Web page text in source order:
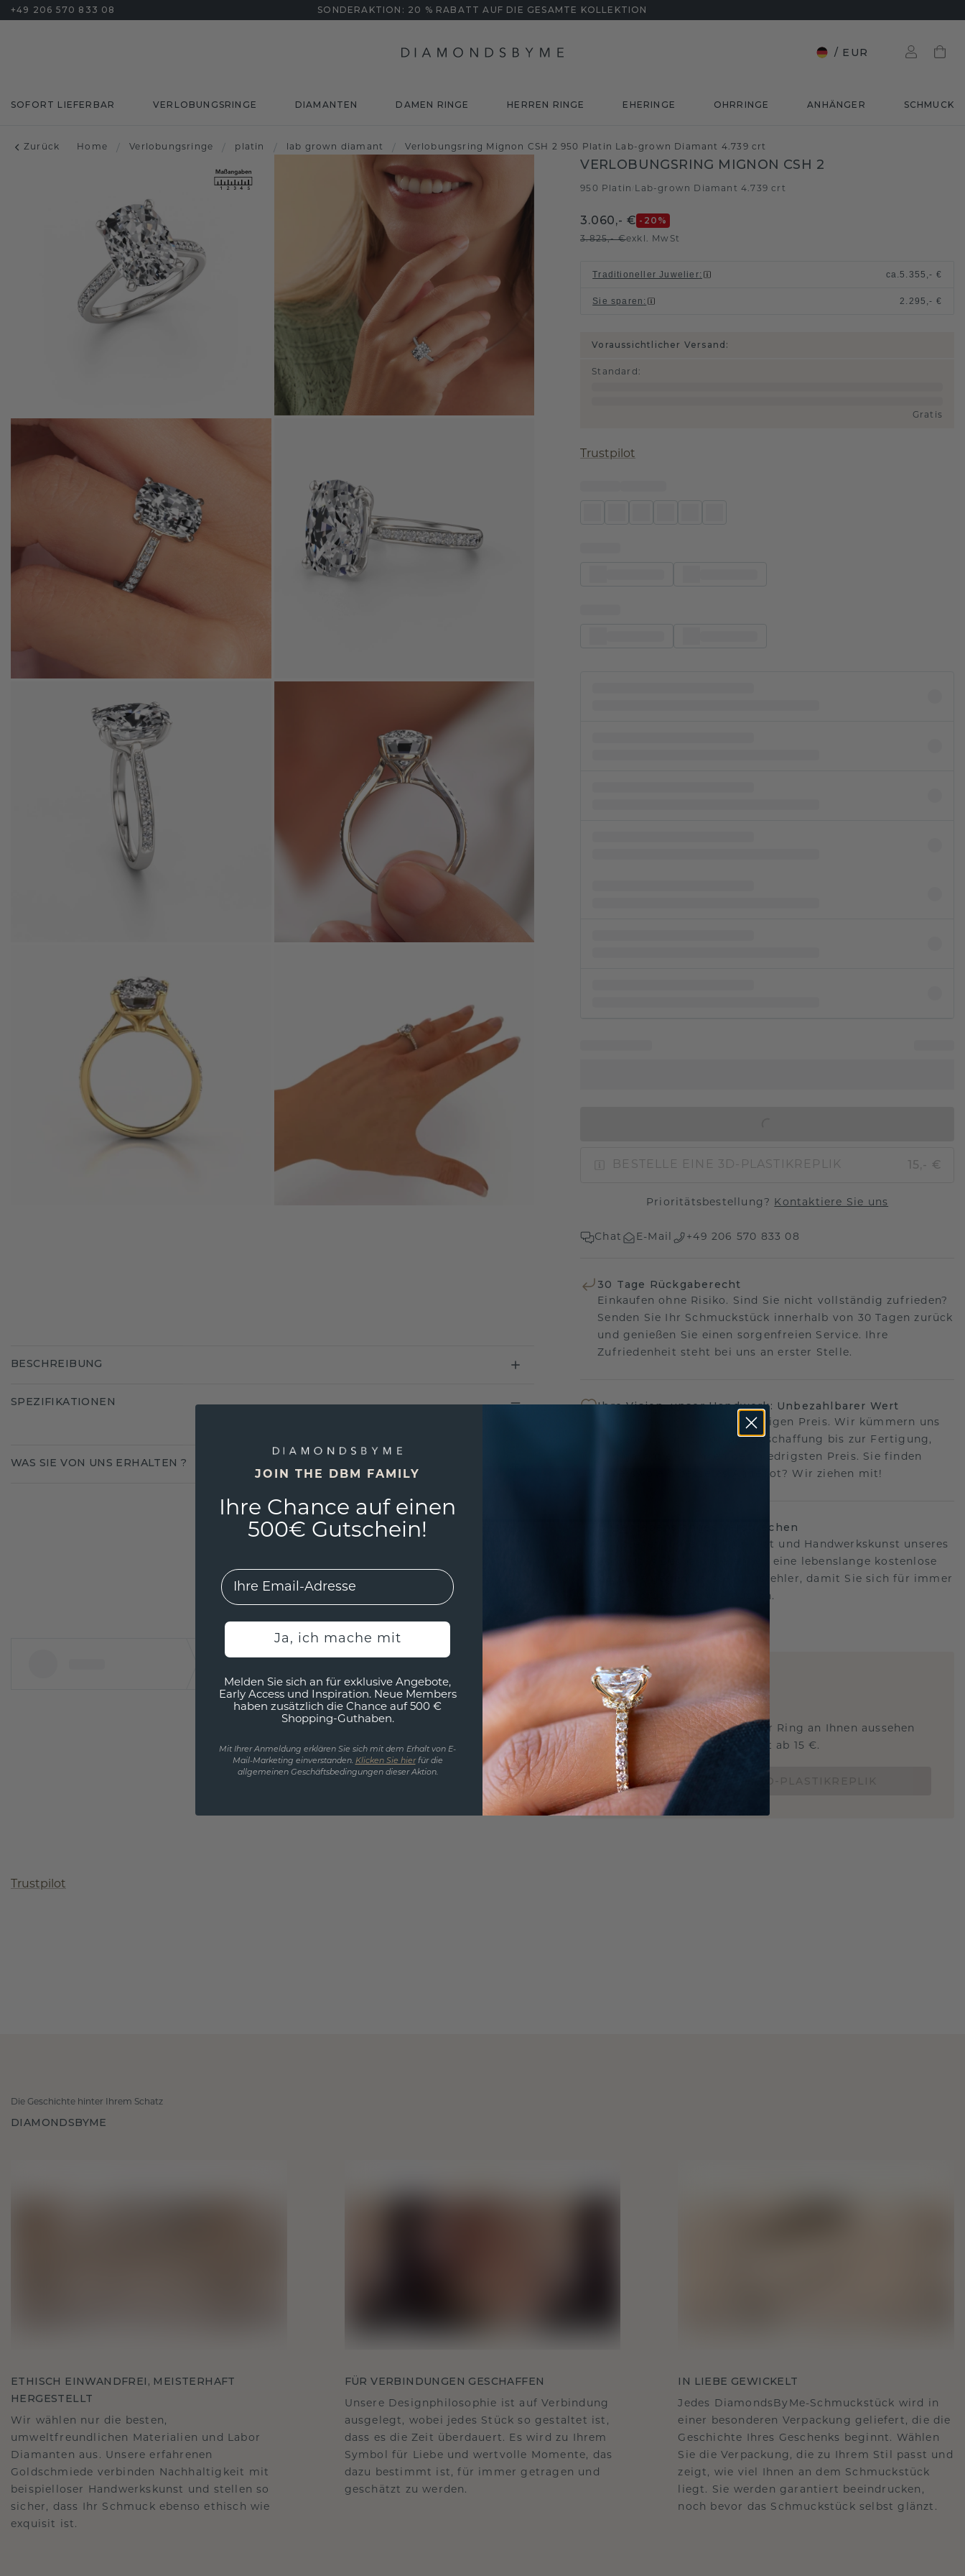
+49 206 570 833 08 SONDERAKTION: 20 % RABATT AUF DIE GESAMTE KOLLEKTION
/ EUR
SOFORT LIEFERBAR VERLOBUNGSRINGE DIAMANTEN DAMEN RINGE HERREN RINGE EHERINGE OHRRINGE ANHÄNGER SCHMUCK
Zurück Home / Verlobungsringe / platin / lab grown diamant / Verlobungsring Mignon CSH 2 950 Platin Lab-grown Diamant 4.739 crt
VERLOBUNGSRING MIGNON CSH 2
950 Platin Lab-grown Diamant 4.739 crt
3.060,- € -20 %
3.825,- €exkl. MwSt
Traditioneller Juwelier: ca.5.355,- €
Sie sparen : 2.295,- €
Voraussichtlicher Versand:
Standard :
Gratis
Trustpilot
BESTELLE EINE 3D-PLASTIKREPLIK 15,- €
Prioritätsbestellung? Kontaktiere Sie uns
Chat E-Mail +49 206 570 833 08
30 Tage Rückgaberecht
Einkaufen ohne Risiko. Sind Sie nicht vollständig zufrieden?
Senden Sie Ihr Schmuckstück innerhalb von 30 Tagen zurück
und genießen Sie einen sorgenfreien Service. Ihre
Zufriedenheit steht bei uns an erster Stelle.
Ihre Vision, unser Handwerk: Unbezahlbarer Wert
Das perfekte Stück zum richtigen Preis. Wir kümmern uns
um jeden Schritt, von der Beschaffung bis zur Fertigung,
und garantieren Ihnen den niedrigsten Preis. Sie finden
anderswo ein besseres Angebot? Wir ziehen mit!
Unser lebenslanges Versprechen
Wir stehen hinter der Qualität und Handwerkskunst unseres
Schmucks.Deshalb bieten wir eine lebenslange kostenlose
Garantie gegen Herstellungsfehler, damit Sie sich für immer
keine Sorgen machen müssen.
EINZIGARTIG
3D MUSTERSCHMUCK
Wollen Sie wissen, wie dieser Ring an Ihnen aussehen
würde und ob er passt? Jetzt ab 15 €.
BESTELLE EINE 3D-PLASTIKREPLIK
BESCHREIBUNG
SPEZIFIKATIONEN
WAS SIE VON UNS ERHALTEN ?
Trustpilot
Die Geschichte hinter Ihrem Schatz
DIAMONDSBYME
ETHISCH EINWANDFREI, MEISTERHAFT
HERGESTELLT
Wir wählen nur die besten,
umweltfreundlichen Materialien und Labor
Diamanten aus. Unsere erfahrenen
Goldschmiede verbinden Nachhaltigkeit mit
beispielloser Handwerkskunst und stellen so
sicher, dass Ihr Schmuck ebenso ethisch wie
exquisit ist.
FÜR VERBINDUNGEN GESCHAFFEN
Unsere Designphilosophie ist auf Verbindung
ausgelegt, wobei jedes Stück so gestaltet ist,
dass es die Zeit überdauert. Es wird zu Ihrem
Symbol für Liebe und wertvolle Momente, das
dazu bestimmt ist, für immer getragen und
geschätzt zu werden.
IN LIEBE GEWICKELT
Jedes DiamondsByMe-Schmuckstück wird in
einer besonderen Verpackung geliefert, die die
Geschichte Ihres Geschenks beginnt. Wählen
Sie die Verpackung, die zu Ihrem Stil passt und
zeigt, wie viel Ihnen an dem Schmuckstück
liegt. Sie werden garantiert beeindrucken,
noch bevor das Schmuckstück selbst glänzt.
JOIN THE DBM FAMILY
Ihre Chance auf einen
500€ Gutschein!
EMail
Ja, ich mache mit
Melden Sie sich an für exklusive Angebote,
Early Access und Inspiration. Neue Members
haben zusätzlich die Chance auf 500 €
Shopping-Guthaben.
Mit Ihrer Anmeldung erklären Sie sich mit dem Erhalt von E-
Mail-Marketing einverstanden. Klicken Sie hierfür die
allgemeinen Geschäftsbedingungen dieser Aktion.